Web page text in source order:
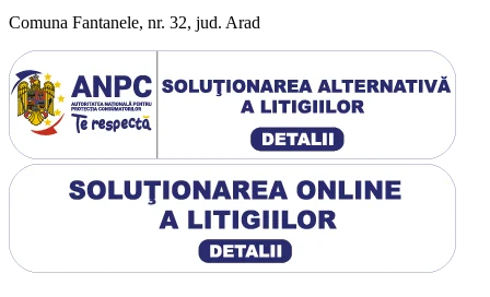
Comuna Fantanele, nr. 32, jud. Arad